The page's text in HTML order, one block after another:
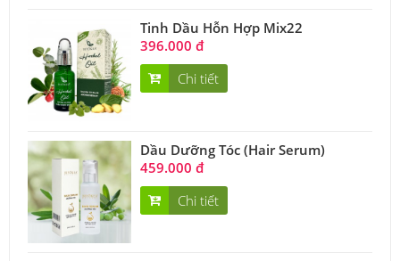
Tinh Dầu Hỗn Hợp Mix22
396.000 đ
Chi tiết
Dầu Dưỡng Tóc (Hair Serum)
459.000 đ
Chi tiết